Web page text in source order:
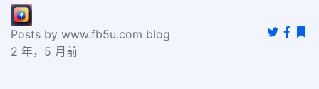
Posts by www.fb5u.com blog
2 年，5 月前